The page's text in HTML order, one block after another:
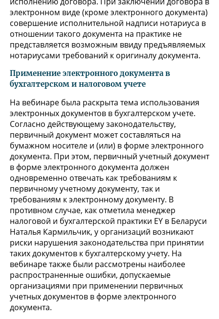
электронном виде (кроме электронного документа)
совершение исполнительной надписи нотариуса в
отношении такого документа на практике не
представляется возможным ввиду предъявляемых
нотариусами требований к оригиналу документа.
Применение электронного документа в
бухгалтерском и налоговом учете
На вебинаре была раскрыта тема использования
электронных документов в бухгалтерском учете.
Согласно действующему законодательству,
первичный документ может составляться на
бумажном носителе и (или) в форме электронного
документа. При этом, первичный учетный документ
в форме электронного документа должен
одновременно отвечать как требованиям к
первичному учетному документу, так и
требованиям к электронному документу. В
противном случае, как отметила менеджер
налоговой и бухгалтерской практики EY в Беларуси
Наталья Кармильчик, у организаций возникают
риски нарушения законодательства при принятии
таких документов к бухгалтерскому учету. На
вебинаре также были рассмотрены наиболее
распространенные ошибки, допускаемые
организациями при применении первичных
учетных документов в форме электронного
документа.